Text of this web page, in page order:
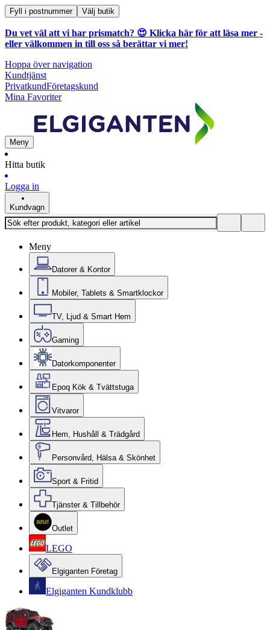
Fyll i postnummer Välj butik
Du vet väl att vi har prismatch? 😍 Klicka här för att läsa mer -
eller välkommen in till oss så berättar vi mer!
Hoppa över navigation
Kundtjänst
PrivatkundFöretagskund
Mina Favoriter
Meny
Hitta butik
Logga in
Kundvagn
Meny
Datorer & Kontor
Mobiler, Tablets & Smartklockor
TV, Ljud & Smart Hem
Gaming
Datorkomponenter
Epoq Kök & Tvättstuga
Vitvaror
Hem, Hushåll & Trädgård
Personvård, Hälsa & Skönhet
Sport & Fritid
Tjänster & Tillbehör
Outlet
LEGO
Elgiganten Företag
Elgiganten Kundklubb